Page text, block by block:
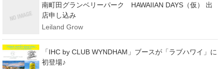
南町田グランベリーパーク HAWAIIAN DAYS（仮） 出
店申し込み
Leiland Grow
「IHC by CLUB WYNDHAM」ブースが「ラブハワイ」に
初登場♪